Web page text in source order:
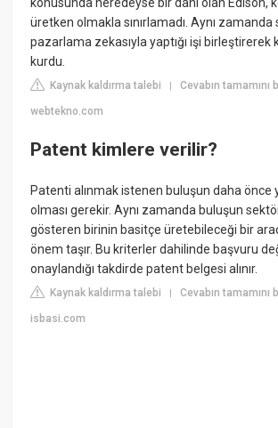
üretken olmakla sınırlamadı. Aynı
pazarlama zekasıyla yaptığı işi birleştirerek
kurdu.
Kaynak kaldırma talebi |Cevabın tamamını
webtekno.com
Patent kimlere verilir?
Patenti alınmak istenen buluşun daha önce
olması gerekir. Aynı zamanda buluşun
gösteren birinin basitçe üretebileceği bir
önem taşır. Bu kriterler dahilinde başvuru
onaylandığı takdirde patent belgesi alınır.
Kaynak kaldırma talebi |Cevabın tamamını
isbasi.com